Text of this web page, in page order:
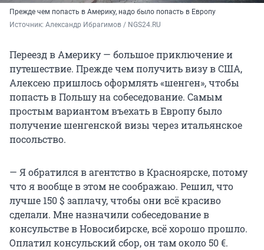
Прежде чем попасть в Америку, надо было попасть в Европу
Источник: Александр Ибрагимов / NGS24.RU
Переезд в Америку — большое приключение и
путешествие. Прежде чем получить визу в США,
Алексею пришлось оформлять «шенген», чтобы
попасть в Польшу на собеседование. Самым
простым вариантом въехать в Европу было
получение шенгенской визы через итальянское
посольство.
— Я обратился в агентство в Красноярске, потому
что я вообще в этом не соображаю. Решил, что
лучше 150 $ заплачу, чтобы они всё красиво
сделали. Мне назначили собеседование в
консульстве в Новосибирске, всё хорошо прошло.
Оплатил консульский сбор, он там около 50 €.